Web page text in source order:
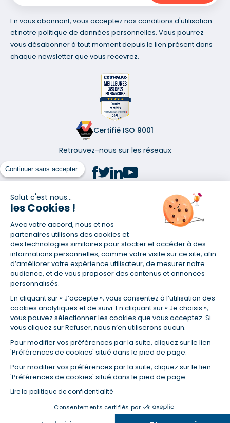
Continuer sans accepter
Salut c'est nous...
les Cookies !
Avec votre accord, nous et nos
partenaires utilisons des cookies et
des technologies similaires pour stocker et accéder à des
informations personnelles, comme votre visite sur ce site, afin
d’améliorer votre expérience utilisateur, de mesurer notre
audience, et de vous proposer des contenus et annonces
personnalisés.
En cliquant sur « J’accepte », vous consentez à l’utilisation des
cookies analytiques et de suivi. En cliquant sur « Je choisis »,
vous pouvez sélectionner les cookies que vous acceptez. Si
vous cliquez sur Refuser, nous n’en utiliserons aucun.
Pour modifier vos préférences par la suite, cliquez sur le lien
'Préférences de cookies' situé dans le pied de page.
Pour modifier vos préférences par la suite, cliquez sur le lien
'Préférences de cookies' situé dans le pied de page.
Lire la politique de confidentialité
Consentements certifiés par
Dans la même catégorie
En vous abonnant, vous acceptez nos conditions d'utilisation
et notre politique de données personnelles. Vous pourrez
vous désabonner à tout moment depuis le lien présent dans
chaque newsletter que vous recevrez.
Certifié ISO 9001
Retrouvez-nous sur les réseaux
(1) Taux fixe national hors assurance et selon votre profil
(2) Économie de 65 % pour l'assurance d'un prêt amortissable de 330
457,23 € à 0,90 % sur 19,5 ans, accordé à un salarié non cadre assuré à
100 % (décès, PTIA, IPP, ITT, IPP) âgé de 36 ans fumeur et une personne
salariée non cadre assurée à 100 % (décès, PTIA, IPP, ITT, IPP) âgée de 35
ans et non-fumeur, tous deux sans risque médical connu. Au
14/07/2019, coût de l'assurance proposée par la banque 179,08 €/mois
en moyenne contre 64,60 €/mois en moyenne au 14/07/2022 avec
Empruntis.com (TAEA : 0,44 %, coût total de l'assurance : 15 117,65 €).
(3) Taux minimum pour un crédit consommation d'un montant fixé entre
5 000 et 20 000 euros, selon profil et durée.
(4) La diminution du montant des mensualités entraîne l'allongement
de la durée de remboursement ainsi que la hausse du coût total du
(5) Banques de réseau, mutualistes, spécialisées, directions
régionales, organismes de crédit selon votre profil et votre demande.
Mutuelles, compagnies et courtiers d'assurances. Selon votre profil et
votre demande.
régionales, organismes de crédit, selon votre profil et votre demande.